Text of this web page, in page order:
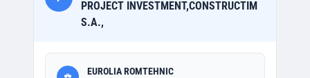
PROJECT INVESTMENT,CONSTRUCTIM
S.A.,
EUROLIA ROMTEHNIC